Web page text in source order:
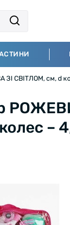
СВІТЛОМ, см, d
–